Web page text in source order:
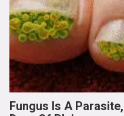
Fungus Is A